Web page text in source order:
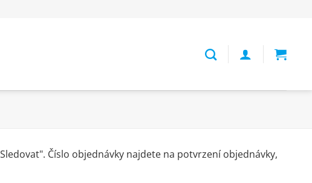
Číslo objednávky najdete na potvrzení objednávky,